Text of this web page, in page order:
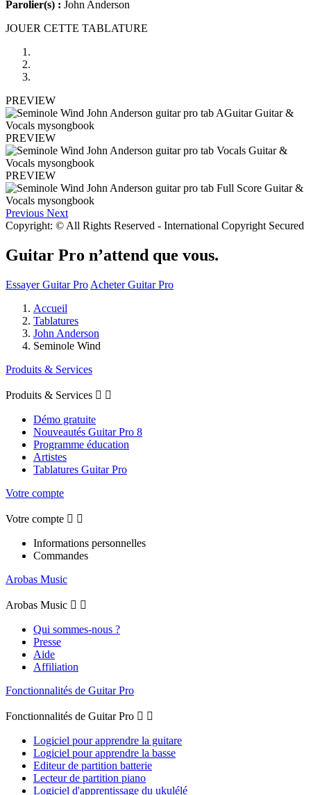
Parolier(s) : John Anderson
JOUER CETTE TABLATURE
PREVIEW
PREVIEW
PREVIEW
Previous Next
Copyright: © All Rights Reserved - International Copyright Secured
Guitar Pro n’attend que vous.
Essayer Guitar Pro Acheter Guitar Pro
Accueil
Tablatures
John Anderson
Seminole Wind
Produits & Services
Produits & Services  
Démo gratuite
Nouveautés Guitar Pro 8
Programme éducation
Artistes
Tablatures Guitar Pro
Votre compte
Votre compte  
Informations personnelles
Commandes
Arobas Music
Arobas Music  
Qui sommes-nous ?
Presse
Aide
Affiliation
Fonctionnalités de Guitar Pro
Fonctionnalités de Guitar Pro  
Logiciel pour apprendre la guitare
Logiciel pour apprendre la basse
Editeur de partition batterie
Lecteur de partition piano
Logiciel d'apprentissage du ukulélé